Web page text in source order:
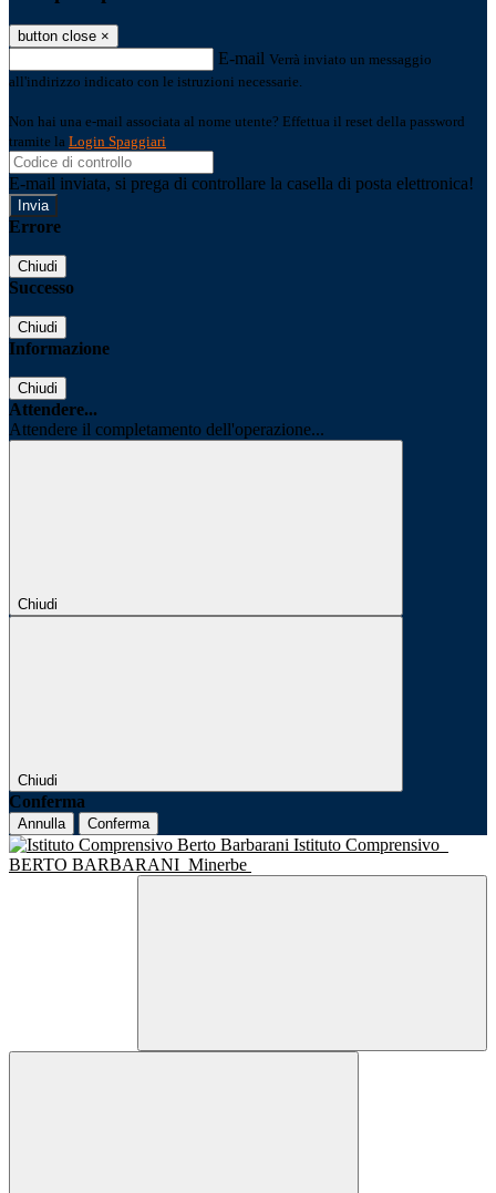
button close ×
E-mail Verrà inviato un messaggio
all'indirizzo indicato con le istruzioni necessarie.
Non hai una e-mail associata al nome utente? Effettua il reset della password
tramite la Login Spaggiari
E-mail inviata, si prega di controllare la casella di posta elettronica!
Errore
Chiudi
Successo
Chiudi
Informazione
Chiudi
Attendere...
Attendere il completamento dell'operazione...
Chiudi
Chiudi
Conferma
Annulla Conferma
Istituto Comprensivo
BERTO BARBARANI Minerbe